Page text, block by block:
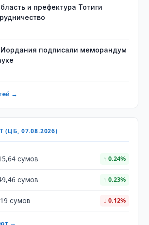
и префектура Тотиги
Иордания подписали меморандум
→
07.08.2026)
сумов ↑ 0.24%
сумов ↑ 0.23%
сумов ↓ 0.12%
→